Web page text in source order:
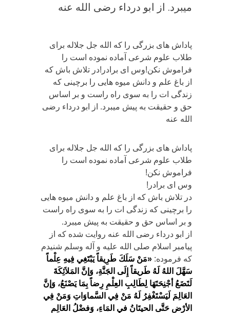
میبرد. از ابو درداء رضی الله عنه
پاداش های بزرگی را که الله جل جلاله برای
طلاب علوم شرعی آماده نموده است را
فراموش نکن!وس ای برادر!در تلاش باش که
از باغ علم و دانش میوه هایی را برچینی که
زندگی ات را به سوی راه راست و بر اساس
حق و حقیقت به پیش میبرد. از ابو درداء رضی
الله عنه
پاداش های بزرگی را که الله جل جلاله برای
طلاب علوم شرعی آماده نموده است را
فراموش نکن!
وس ای برادر!
در تلاش باش که از باغ علم و دانش میوه هایی
را برچینی که زندگی ات را به سوی راه راست
و بر اساس حق و حقیقت به پیش میبرد.
از ابو درداء رضی الله عنه روایت شده که از
پیامبر اسلام صلی الله علیه و آله وسلم شنیدم
که فرموده: «مَنْ سَلَكَ طَرِيقاً يَبْتَغِي فِيهِ عِلْماً
سَهَّلَ اللهُ لَهُ طَريقاً إِلَى الجَنَّةِ، وَإنَّ المَلاَئِكَةَ
لَتَضَعُ أجْنِحَتَهَا لِطَالِبِ العِلْمِ رِضاً بِمَا يَصْنَعُ، وَإنَّ
العَالِمَ لَيَسْتَغْفِرُ لَهُ مَنْ فِي السَّماوَاتِ وَمَنْ فِي
الأرْضِ حَتَّى الحيتَانُ في المَاءِ، وَفضْلُ العَالِمِ